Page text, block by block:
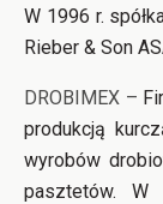
W 1996 r.
Rieber & Son
DROBIMEX –
produkcją
wyrobów
pasztetów. W